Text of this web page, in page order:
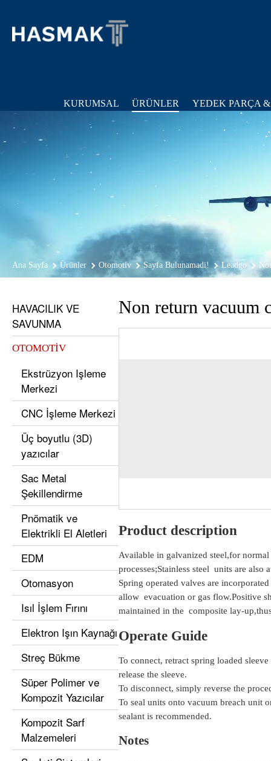
KURUMSAL ÜRÜNLER YEDEK PARÇA &
Ana Sayfa Ürünler Otomotiv Sayfa Bulunamadi! Leadgo
Non return vacuum
Product description
Available in galvanized steel,for
processes;Stainless steel units are also
Spring operated valves are
allow evacuation or gas flow.Positive
maintained in the composite lay-
Operate Guide
To connect, retract spring loaded
release the sleeve.
To disconnect, simply reverse the
To seal units onto vacuum breach unit
sealant is recommended.
Notes
HAVACILIK VE
SAVUNMA
OTOMOTİV
Ekstrüzyon Işleme
Merkezi
CNC İşleme Merkezi
Üç boyutlu (3D)
yazıcılar
Sac Metal
Şekillendirme
Pnömatik ve
Elektrikli El Aletleri
EDM
Otomasyon
Isıl İşlem Fırını
Elektron Işın Kaynağı
Streç Bükme
Süper Polimer ve
Kompozit Yazıcılar
Kompozit Sarf
Malzemeleri